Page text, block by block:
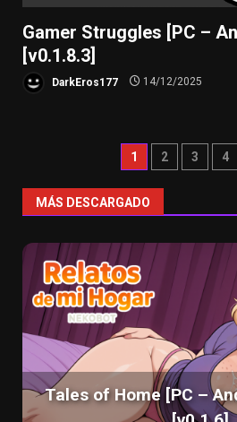
Gamer Struggles [PC –
[v0.1.8.3]
DarkEros177 14/12/2025
de
1 2 3 4
MÁS DESCARGADO
Tales of Home [PC –